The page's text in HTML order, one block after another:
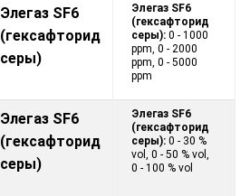
Элегаз SF6
(гексафторид
серы)
Элегаз SF6
(гексафторид
серы): 0 - 1000
ppm, 0 - 2000
ppm, 0 - 5000
ppm
Элегаз SF6
(гексафторид
серы)
Элегаз SF6
(гексафторид
серы): 0 - 30 %
vol, 0 - 50 % vol,
0 - 100 % vol